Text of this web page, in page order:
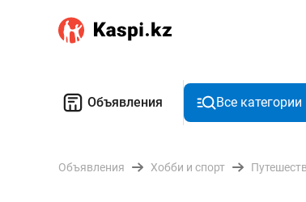
Объявления Все категории
Объявления Хобби и спорт